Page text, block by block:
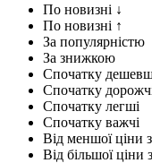
По новизні ↓
По новизні ↑
За популярністю
За знижкою
Спочатку
Спочатку
Спочатку легші
Спочатку важчі
Від меншої ціни
Від більшої ціни